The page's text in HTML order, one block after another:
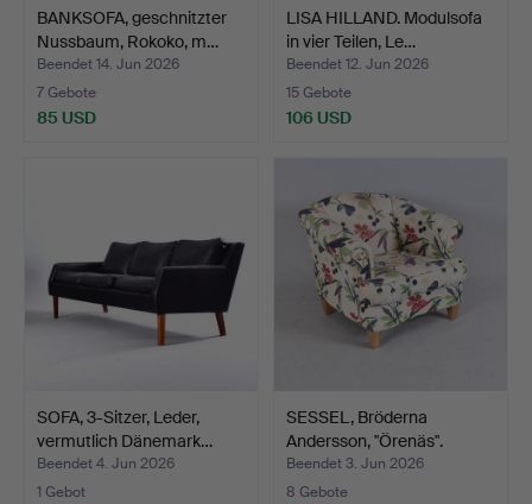
BANKSOFA, geschnitzter
Nussbaum, Rokoko, m…
Beendet 14. Jun 2026
7 Gebote
85 USD
LISA HILLAND. Modulsofa
in vier Teilen, Le…
Beendet 12. Jun 2026
15 Gebote
106 USD
SOFA, 3-Sitzer, Leder,
vermutlich Dänemark…
Beendet 4. Jun 2026
1 Gebot
SESSEL, Bröderna
Andersson, "Örenäs".
Beendet 3. Jun 2026
8 Gebote